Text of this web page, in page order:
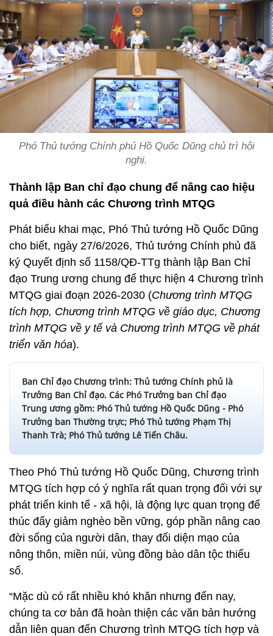
Phó Thủ tướng Chính phủ Hồ Quốc Dũng chủ trì hội
nghị.
Thành lập Ban chỉ đạo chung để nâng cao hiệu
quả điều hành các Chương trình MTQG
Phát biểu khai mạc, Phó Thủ tướng Hồ Quốc Dũng
cho biết, ngày 27/6/2026, Thủ tướng Chính phủ đã
ký Quyết định số 1158/QĐ-TTg thành lập Ban Chỉ
đạo Trung ương chung để thực hiện 4 Chương trình
MTQG giai đoạn 2026-2030 (Chương trình MTQG
tích hợp, Chương trình MTQG về giáo dục, Chương
trình MTQG về y tế và Chương trình MTQG về phát
triển văn hóa).
Ban Chỉ đạo Chương trình: Thủ tướng Chính phủ là
Trưởng Ban Chỉ đạo. Các Phó Trưởng ban Chỉ đạo
Trung ương gồm: Phó Thủ tướng Hồ Quốc Dũng - Phó
Trưởng ban Thường trực; Phó Thủ tướng Phạm Thị
Thanh Trà; Phó Thủ tướng Lê Tiến Châu.
Theo Phó Thủ tướng Hồ Quốc Dũng, Chương trình
MTQG tích hợp có ý nghĩa rất quan trọng đối với sự
phát triển kinh tế - xã hội, là động lực quan trọng để
thúc đẩy giảm nghèo bền vững, góp phần nâng cao
đời sống của người dân, thay đổi diện mạo của
nông thôn, miền núi, vùng đồng bào dân tộc thiểu
số.
“Mặc dù có rất nhiều khó khăn nhưng đến nay,
chúng ta cơ bản đã hoàn thiện các văn bản hướng
dẫn liên quan đến Chương trình MTQG tích hợp và